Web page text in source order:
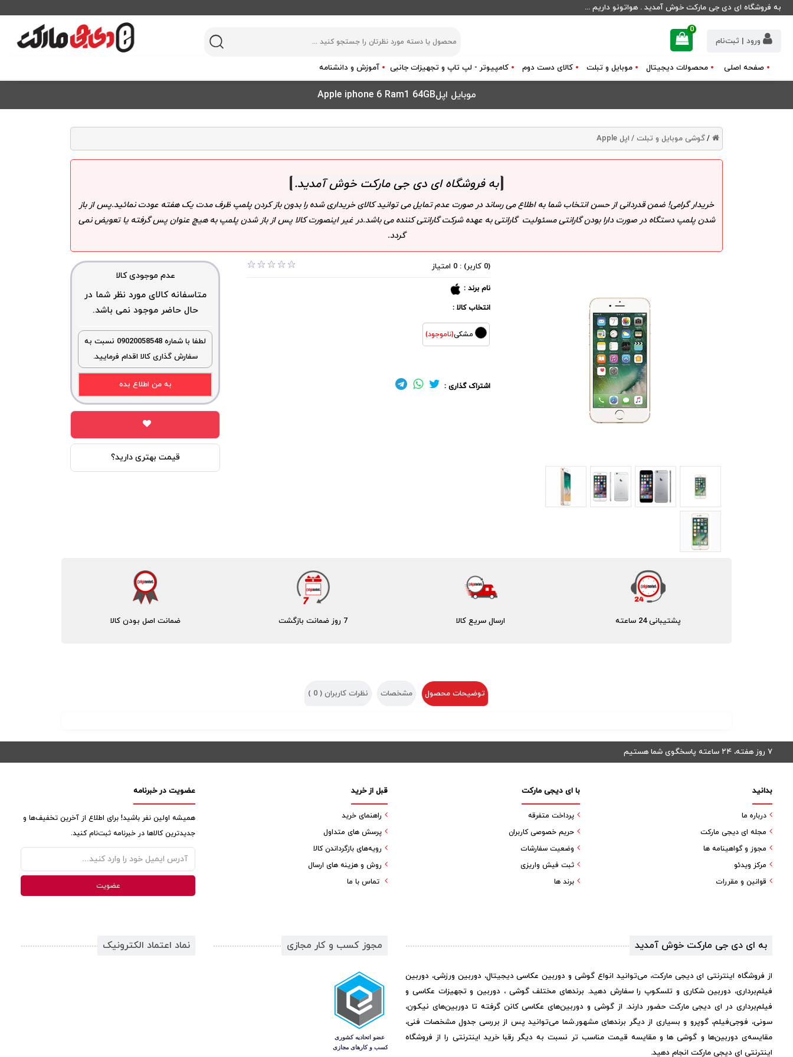
به فروشگاه ای دی جی مارکت خوش آمدید . هواتونو داریم ...
ورود | ثبت‌نام
0
صفحه اصلی محصولات دیجیتال موبایل و تبلت کالای دست دوم کامپیوتر - لپ تاپ و تجهیزات جانبی آموزش و دانشنامه
موبایل اپلApple iphone 6 Ram1 64GB
/گوشی موبایل و تبلت / اپل Apple
به فروشگاه ای دی جی مارکت خوش آمدید.
خریدار گرامی! ضمن قدردانی از حسن انتخاب شما به اطلاع می رساند در صورت عدم تمایل می توانید کالای خریداری شده را بدون باز کردن پلمپ ظرف مدت یک هفته عودت نمائید.پس از باز
شدن پلمپ دستگاه در صورت دارا بودن گارانتی مسئولیت گارانتی به عهده شرکت گارانتی کننده می باشد.در غیر اینصورت کالا پس از باز شدن پلمپ به هیچ عنوان پس گرفته یا تعویض نمی
گردد.
(0 کاربر) : 0 امتیاز
نام برند :
انتخاب کالا :
مشکی(ناموجود)
اشتراک گذاری :
عدم موجودی کالا
متاسفانه کالای مورد نظر شما در
حال حاضر موجود نمی باشد.
لطفا با شماره 09020058548 نسبت به
سفارش گذاری کالا اقدام فرمایید.
به من اطلاع بده
قیمت بهتری دارید؟
ضمانت اصل بودن کالا 7 روز ضمانت بازگشت ارسال سریع کالا پشتیبانی 24 ساعته
توضیحات محصول مشخصات نظرات کاربران ( 0
)
۷ روز هفته، ۲۴ ساعته پاسخگوی شما هستیم
عضویت در خبرنامه
همیشه اولین نفر باشید! برای اطلاع از آخرین تخفیف‌ها و
جدیدترین کالاها در خبرنامه ثبت‌نام کنید.
قبل از خرید
راهنمای خرید
پرسش های متداول
رویه‌های بازگرداندن کالا
روش و هزینه های ارسال
تماس با ما
با ای دیجی مارکت
پرداخت متفرقه
حریم خصوصی کاربران
وضعیت سفارشات
ثبت فیش واریزی
برند ها
بدانید
درباره ما
مجله ای دیجی مارکت
مجوز و گواهینامه ها
مرکز ویدئو
قوانین و مقررات
به ای دی جی مارکت خوش آمدید
از فروشگاه اینترنتی ای دیجی مارکت، می‌توانید انواع گوشی و دوربین عکاسی دیجیتال، دوربین ورزشی، دوربین
فیلم‌برداری، دوربین شکاری و تلسکوپ را سفارش دهید. برندهای مختلف گوشی ، دوربین و تجهیزات عکاسی و
فیلم‌برداری در ای دیجی مارکت حضور دارند. از گوشی و دوربین‌های عکاسی کانن گرفته تا دوربین‌های نیکون،
سونی، فوجی‌فیلم، گوپرو و بسیاری از دیگر برندهای مشهور.شما می‌توانید پس از بررسی جدول مشخصات فنی،
مقایسه‌ی دوربین‌ها و گوشی ها و مقایسه قیمت مناسب تر نسبت به دیگر رقبا خرید اینترنتی را از فروشگاه
اینترنتی ای دیجی مارکت انجام دهید.
مجوز کسب و کار مجازی نماد اعتماد الکترونیک